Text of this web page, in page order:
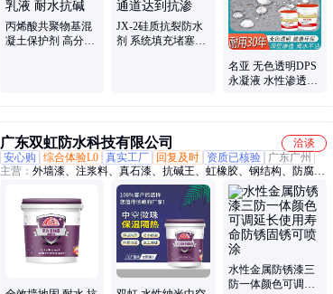
混凝土速凝剂、水泥自流平砂浆、防水剂、自愈型无机渗透防水剂、
水泥基渗透结晶母料、修补料、防腐阻锈剂、长效脱模剂、透水混凝
土增强剂
丙烯酸共聚物基混
凝土保护剂 高分子
JX-2硅质抗裂防水
剂 系统填充堵塞水
名亚 无色透明DPS
永凝液 水性渗透结
广东双虹防水科技有限公司
洽谈
安心购
综合体验L0 真实工厂 回复及时 资质已核验
广东广州
主营： 外墙漆、注浆料、真石漆、抗碱王、虹橡胶、钢结构、防腐
漆、固锈灵、防水剂、堵漏王、防护剂、双虹水、隔热漆、仿石漆、
免砸砖、固沙宝、聚氨酯、彩钢瓦、防水胶、防锈漆、抗裂砂浆、阳
台堵漏、橡胶涂料、隔热面漆、发泡水泥
水性金属防锈漆三
防一体颜色可调延